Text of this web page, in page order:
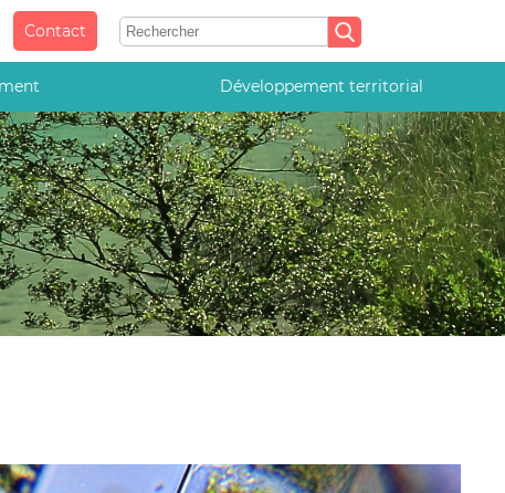
Contact
Développement territorial